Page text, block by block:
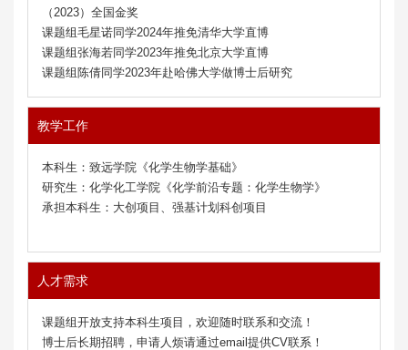
（2023）全国金奖
课题组毛星诺同学2024年推免清华大学直博
课题组张海若同学2023年推免北京大学直博
课题组陈倩同学2023年赴哈佛大学做博士后研究
教学工作
本科生：致远学院《化学生物学基础》
研究生：化学化工学院《化学前沿专题：化学生物学》
承担本科生：大创项目、强基计划科创项目
人才需求
课题组开放支持本科生项目，欢迎随时联系和交流！
博士后长期招聘，申请人烦请通过email提供CV联系！